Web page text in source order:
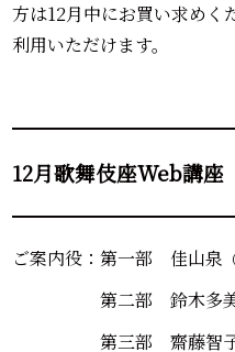
方は12月中にお買い求めく
利用いただけます。
12月歌舞伎座Web講
ご案内役：第一部 佳山泉
第二部 鈴木多
第三部 齋藤智